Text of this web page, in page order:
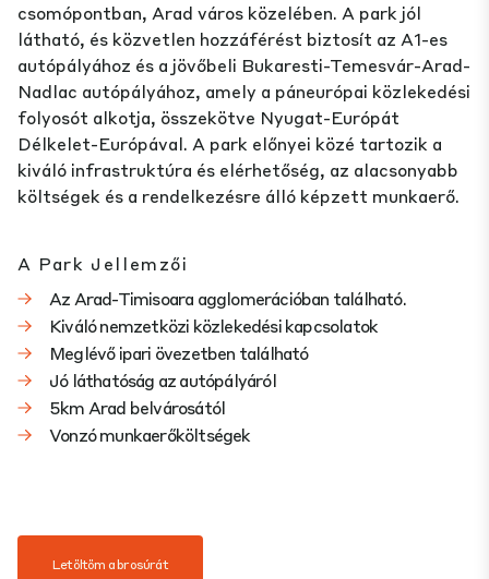
csomópontban, Arad város közelében. A park jól
látható, és közvetlen hozzáférést biztosít az A1-es
autópályához és a jövőbeli Bukaresti-Temesvár-Arad-
Nadlac autópályához, amely a páneurópai közlekedési
folyosót alkotja, összekötve Nyugat-Európát
Délkelet-Európával. A park előnyei közé tartozik a
kiváló infrastruktúra és elérhetőség, az alacsonyabb
költségek és a rendelkezésre álló képzett munkaerő.
A Park Jellemzői
Az Arad-Timisoara agglomerációban található.
Kiváló nemzetközi közlekedési kapcsolatok
Meglévő ipari övezetben található
Jó láthatóság az autópályáról
5km Arad belvárosától
Vonzó munkaerőköltségek
Letöltöm a brosúrát